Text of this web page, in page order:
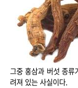
그중 홍삼과 버섯 종
려져 있는 사실이다.